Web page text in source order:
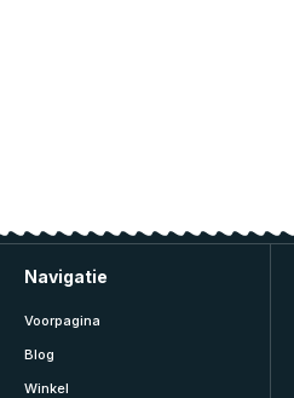
Navigatie
Voorpagina
Blog
Winkel